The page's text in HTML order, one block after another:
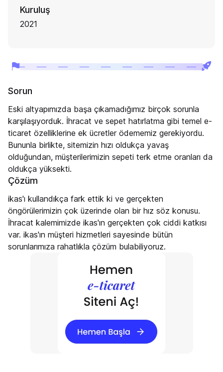
Kuruluş
2021
Sorun
Eski altyapımızda başa çıkamadığımız birçok sorunla
karşılaşıyorduk. İhracat ve sepet hatırlatma gibi temel e-
ticaret özelliklerine ek ücretler ödememiz gerekiyordu.
Bununla birlikte, sitemizin hızı oldukça yavaş
olduğundan, müşterilerimizin sepeti terk etme oranları da
oldukça yüksekti.
Çözüm
ikas'ı kullandıkça fark ettik ki ve gerçekten
öngörülerimizin çok üzerinde olan bir hız söz konusu.
İhracat kalemimizde ikas'ın gerçekten çok ciddi katkısı
var. ikas'ın müşteri hizmetleri sayesinde bütün
sorunlarımıza rahatlıkla çözüm bulabiliyoruz.